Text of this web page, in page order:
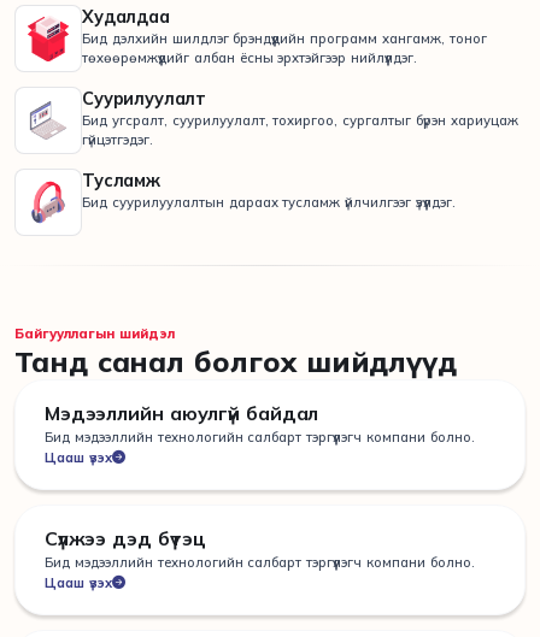
Худалдаа
Бид дэлхийн шилдлэг брэндүүдийн программ хангамж, тоног
төхөөрөмжүүдийг албан ёсны эрхтэйгээр нийлүүлдэг.
Суурилуулалт
Бид угсралт, суурилуулалт, тохиргоо, сургалтыг бүрэн хариуцаж
гүйцэтгэдэг.
Тусламж
Бид суурилуулалтын дараах тусламж үйлчилгээг үзүүлдэг.
Байгууллагын шийдэл
Танд санал болгох шийдлүүд
Мэдээллийн аюулгүй байдал
Бид мэдээллийн технологийн салбарт тэргүүлэгч компани болно.
Цааш үзэх
Сүлжээ дэд бүтэц
Бид мэдээллийн технологийн салбарт тэргүүлэгч компани болно.
Цааш үзэх